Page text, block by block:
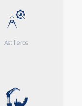
Astilleros